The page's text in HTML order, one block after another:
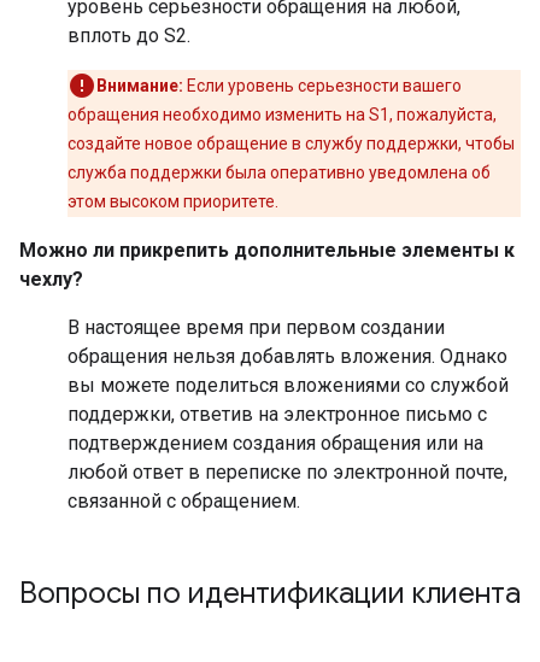
уровень серьезности обращения на любой,
вплоть до S2.
Внимание: Если уровень серьезности вашего
обращения необходимо изменить на S1, пожалуйста,
создайте новое обращение в службу поддержки, чтобы
служба поддержки была оперативно уведомлена об
этом высоком приоритете.
Можно ли прикрепить дополнительные элементы к
чехлу?
В настоящее время при первом создании
обращения нельзя добавлять вложения. Однако
вы можете поделиться вложениями со службой
поддержки, ответив на электронное письмо с
подтверждением создания обращения или на
любой ответ в переписке по электронной почте,
связанной с обращением.
Вопросы по идентификации клиента